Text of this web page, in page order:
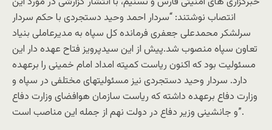
انتصاب نوشتند: “سردار احمد وحید دستجردی با حکم سردار
سرلشکر محمدعلی جعفری فرمانده کل سپاه به مدیرعاملی بنیاد
تعاون سپاه منصوب شد.پیش از این سیدپرویز فتاح عهده دار این
مسئولیت بود که اکنون ریاست کمیته امداد امام خمینی را برعهده
دارد. سردار وحید دستجردی نیز مسئولیتهای مختلفی در سپاه و
وزارت دفاع برعهده داشته که ریاست سازمان هوافضای وزارت دفاع
و جانشینی وزیر دفاع در دولت نهم از جمله این مناصب است”.